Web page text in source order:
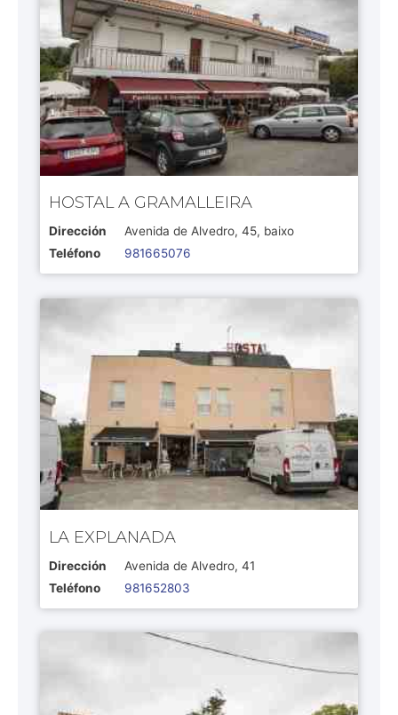
HOSTAL A GRAMALLEIRA
Dirección
Avenida de Alvedro, 45, baixo
Teléfono
981665076
LA EXPLANADA
Dirección
Avenida de Alvedro, 41
Teléfono
981652803